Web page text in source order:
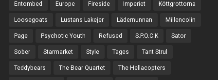
Entombed Europe Fireside Imperiet Köttgrottorna
Loosegoats Lustans Lakejer Lädernunnan Millencolin
Page Psychotic Youth Refused S.P.O.C.K Sator
Sober Starmarket Style Tages Tant Strul
Teddybears The Bear Quartet The Hellacopters